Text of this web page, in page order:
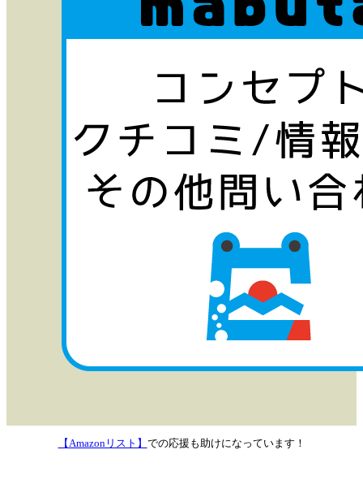
【Amazonリスト】 での応援も助けになっています！